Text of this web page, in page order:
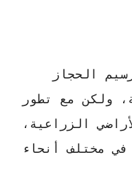
الحجاز
ولكن مع تطور
الزراعية،
مختلف أنحاء